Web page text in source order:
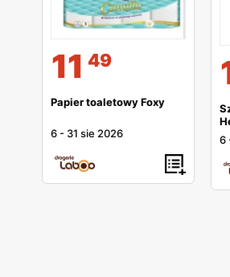
11 49
Papier toaletowy Foxy
6 - 31 sie 2026
6